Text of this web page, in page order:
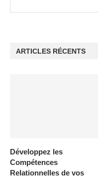
ARTICLES RÉCENTS
Développez les
Compétences
Relationnelles de vos